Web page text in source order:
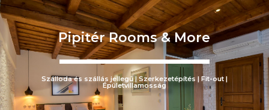
Pipitér Rooms & More
Szálloda és szállás jellegű | Szerkezetépítés | Fit-out |
Épületvillamosság